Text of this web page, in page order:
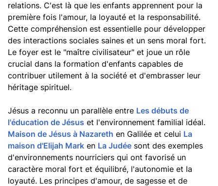
relations. C'est là que les enfants apprennent pour la
première fois l'amour, la loyauté et la responsabilité.
Cette compréhension est essentielle pour développer
des interactions sociales saines et un sens moral fort.
Le foyer est le "maître civilisateur" et joue un rôle
crucial dans la formation d'enfants capables de
contribuer utilement à la société et d'embrasser leur
héritage spirituel.
Jésus a reconnu un parallèle entre Les débuts de
l'éducation de Jésus et l'environnement familial idéal.
Maison de Jésus à Nazareth en Galilée et celui La
maison d'Elijah Mark en La Judée sont des exemples
d'environnements nourriciers qui ont favorisé un
caractère moral fort et équilibré, l'autonomie et la
loyauté. Les principes d'amour, de sagesse et de